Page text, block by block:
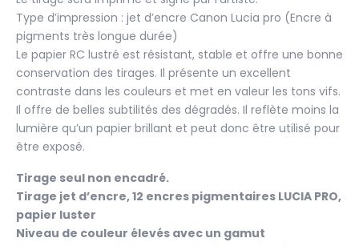
Type d’impression : jet d’encre Canon Lucia pro (Encre à
pigments très longue durée)
Le papier RC lustré est résistant, stable et offre une bonne
conservation des tirages. Il présente un excellent
contraste dans les couleurs et met en valeur les tons vifs.
Il offre de belles subtilités des dégradés. Il reflète moins la
lumière qu’un papier brillant et peut donc être utilisé pour
être exposé.
Tirage seul non encadré.
Tirage jet d’encre, 12 encres pigmentaires LUCIA PRO,
papier luster
Niveau de couleur élevés avec un gamut